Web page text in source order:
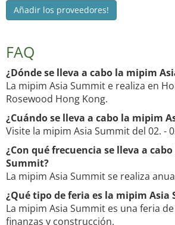
Añadir los proveedores!
FAQ
¿Dónde se lleva a cabo la mipim
La mipim Asia Summit e realiza en
Rosewood Hong Kong.
¿Cuándo se lleva a cabo la mipim
Visite la mipim Asia Summit del 02. -
¿Con qué frecuencia se lleva a
Summit?
La mipim Asia Summit se realiza
¿Qué tipo de feria es la mipim Asia
La mipim Asia Summit es una feria
finanzas y construcción.